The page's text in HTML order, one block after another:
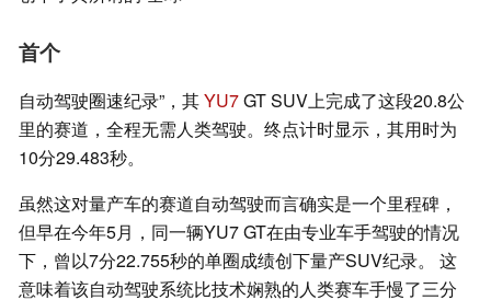
首个
自动驾驶圈速纪录”，其YU7GT SUV上完成了这段20.8公
里的赛道，全程无需人类驾驶。终点计时显示，其用时为
10分29.483秒。
虽然这对量产车的赛道自动驾驶而言确实是一个里程碑，
但早在今年5月，同一辆YU7 GT在由专业车手驾驶的情况
下，曾以7分22.755秒的单圈成绩创下量产SUV纪录。 这
意味着该自动驾驶系统比技术娴熟的人类赛车手慢了三分